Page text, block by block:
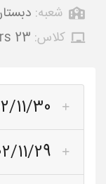
شعبه:
کلاس: 23
11/30
11/29